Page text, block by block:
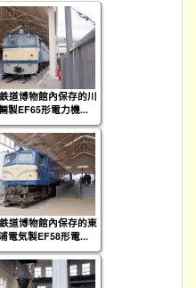
道博物館內保存的川
製EF65形電力機...
道博物館內保存的東
電気製EF58形電...